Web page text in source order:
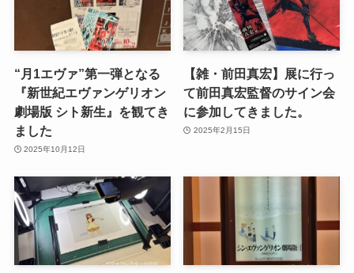
“月1エヴァ”第一弾となる
『新世紀エヴァンゲリオン
劇場版 シト新生』を観てき
ました
2025年10月12日
【雑・前田真宏】展に行っ
て前田真宏監督のサイン会
に参加してきました。
2025年2月15日